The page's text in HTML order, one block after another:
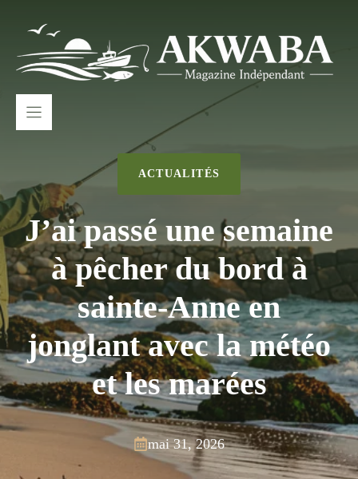
contenu
ACTUALITÉS
J’ai passé une semaine
à pêcher du bord à
sainte-Anne en
jonglant avec la météo
et les marées
mai 31, 2026